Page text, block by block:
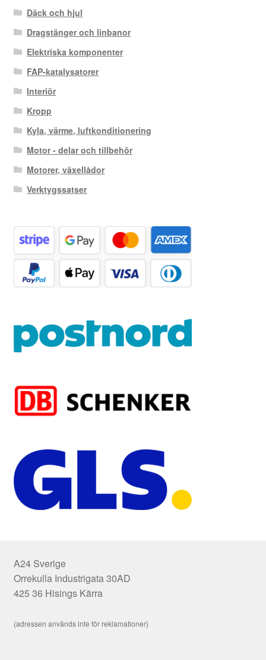
Däck och hjul
Dragstänger och linbanor
Elektriska komponenter
FAP-katalysatorer
Interiör
Kropp
Kyla, värme, luftkonditionering
Motor - delar och tillbehör
Motorer, växellådor
Verktygssatser
A24 Sverige
Orrekulla Industrigata 30AD
425 36 Hisings Kärra
(adressen används inte för reklamationer)